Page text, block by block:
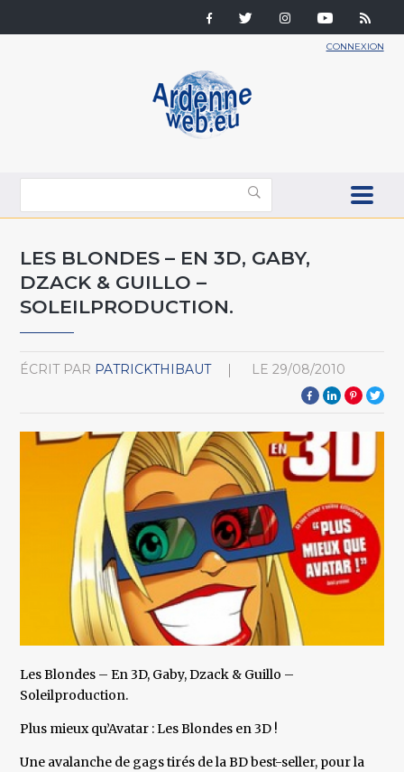
CONNEXION
LES BLONDES – EN 3D, GABY,
DZACK & GUILLO –
SOLEILPRODUCTION.
ÉCRIT PAR PATRICKTHIBAUT LE 29/08/2010
Les Blondes – En 3D, Gaby, Dzack & Guillo –
Soleilproduction.
Plus mieux qu’Avatar : Les Blondes en 3D !
Une avalanche de gags tirés de la BD best-seller, pour la